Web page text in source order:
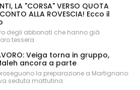
LA "CORSA" VERSO QUOTA
ALLA ROVESCIA! Ecco il
degli abbonati che hanno già
tessera
Veiga torna in gruppo,
ancora a parte
la preparazione a Martignano:
seduta mattutina